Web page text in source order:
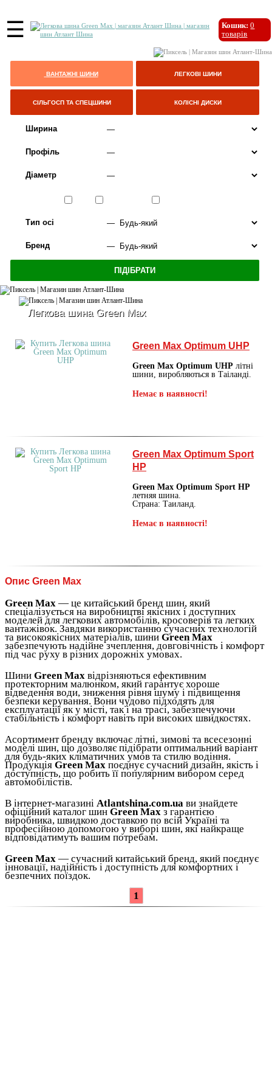
☰ Кошик: 0
товарів
ВАНТАЖНІ ШИНИ ЛЕГКОВІ ШИНИ
СІЛЬГОСП ТА СПЕЦШИНИ КОЛІСНІ ДИСКИ
Ширина
Профіль
Діаметр
Тип осі
Бренд
Легкова шина Green Max
Green Max Optimum UHP
Green Max Optimum UHP літні
шини, виробляються в Таіланді.
Немає в наявності!
Green Max Optimum Sport
HP
Green Max Optimum Sport HP
летняя шина.
Страна: Таиланд.
Немає в наявності!
Опис Green Max
Green Max — це китайський бренд шин, який
спеціалізується на виробництві якісних і доступних
моделей для легкових автомобілів, кросоверів та легких
вантажівок. Завдяки використанню сучасних технологій
та високоякісних матеріалів, шини Green Max
забезпечують надійне зчеплення, довговічність і комфорт
під час руху в різних дорожніх умовах.
Шини Green Max відрізняються ефективним
протекторним малюнком, який гарантує хороше
відведення води, зниження рівня шуму і підвищення
безпеки керування. Вони чудово підходять для
експлуатації як у місті, так і на трасі, забезпечуючи
стабільність і комфорт навіть при високих швидкостях.
Асортимент бренду включає літні, зимові та всесезонні
моделі шин, що дозволяє підібрати оптимальний варіант
для будь-яких кліматичних умов та стилю водіння.
Продукція Green Max поєднує сучасний дизайн, якість і
доступність, що робить її популярним вибором серед
автомобілістів.
В інтернет-магазині Atlantshina.com.ua ви знайдете
офіційний каталог шин Green Max з гарантією
виробника, швидкою доставкою по всій Україні та
професійною допомогою у виборі шин, які найкраще
відповідатимуть вашим потребам.
Green Max — сучасний китайський бренд, який поєднує
інновації, надійність і доступність для комфортних і
безпечних поїздок.
1